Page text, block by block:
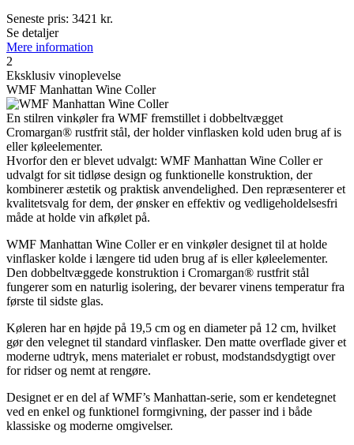
Seneste pris: 3421 kr.
Se detaljer
Mere information
2
Eksklusiv vinoplevelse
WMF Manhattan Wine Coller
En stilren vinkøler fra WMF fremstillet i dobbeltvægget
Cromargan® rustfrit stål, der holder vinflasken kold uden brug af is
eller køleelementer.
Hvorfor den er blevet udvalgt: WMF Manhattan Wine Coller er
udvalgt for sit tidløse design og funktionelle konstruktion, der
kombinerer æstetik og praktisk anvendelighed. Den repræsenterer et
kvalitetsvalg for dem, der ønsker en effektiv og vedligeholdelsesfri
måde at holde vin afkølet på.
WMF Manhattan Wine Coller er en vinkøler designet til at holde
vinflasker kolde i længere tid uden brug af is eller køleelementer.
Den dobbeltvæggede konstruktion i Cromargan® rustfrit stål
fungerer som en naturlig isolering, der bevarer vinens temperatur fra
første til sidste glas.
Køleren har en højde på 19,5 cm og en diameter på 12 cm, hvilket
gør den velegnet til standard vinflasker. Den matte overflade giver et
moderne udtryk, mens materialet er robust, modstandsdygtigt over
for ridser og nemt at rengøre.
Designet er en del af WMF’s Manhattan-serie, som er kendetegnet
ved en enkel og funktionel formgivning, der passer ind i både
klassiske og moderne omgivelser.